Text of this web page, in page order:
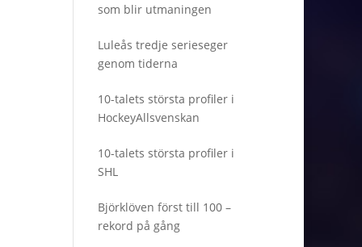
som blir utmaningen
Luleås tredje serieseger
genom tiderna
10-talets största profiler i
HockeyAllsvenskan
10-talets största profiler i
SHL
Björklöven först till 100 –
rekord på gång